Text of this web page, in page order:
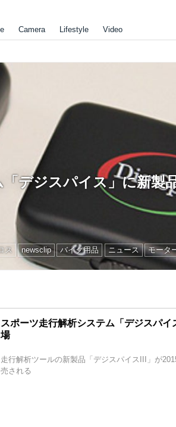
Camera Lifestyle Video
デジスパイス」に新製
ス newsclip バイク用品 ニュース モータ
スポーツ走行解析システム「デジスパイ
場
走行解析ツールの新製品「デジスパイスIII」が
売される